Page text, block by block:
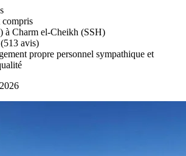
à Charm el-Cheikh (SSH)
avis)
propre personnel sympathique et